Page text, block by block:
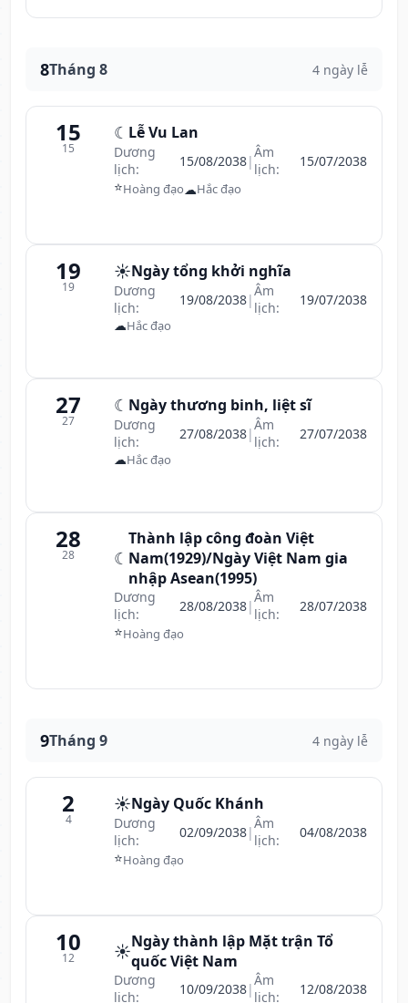
8Tháng 8 4 ngày lễ
15
15
☾ Lễ Vu Lan
Dương
lịch:
15/08/2038|Âm
lịch:
15/07/2038
⭐Hoàng đạo☁Hắc đạo
19
19
☀️Ngày tổng khởi nghĩa
Dương
lịch:
19/08/2038|Âm
lịch:
19/07/2038
☁Hắc đạo
27
27
☾ Ngày thương binh, liệt sĩ
Dương
lịch:
27/08/2038|Âm
lịch:
27/07/2038
☁Hắc đạo
28
28 ☾
Thành lập công đoàn Việt
Nam(1929)/Ngày Việt Nam gia
nhập Asean(1995)
Dương
lịch:
28/08/2038|Âm
lịch:
28/07/2038
⭐Hoàng đạo
9Tháng 9 4 ngày lễ
2
4
☀️Ngày Quốc Khánh
Dương
lịch:
02/09/2038|Âm
lịch:
04/08/2038
⭐Hoàng đạo
10
12 ☀️Ngày thành lập Mặt trận Tổ
quốc Việt Nam
Dương
lịch:
10/09/2038|Âm
lịch:
12/08/2038